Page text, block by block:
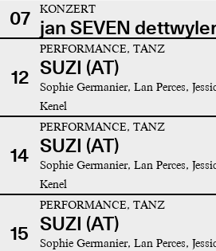
07
KONZERT
jan SEVEN
12
PERFORMANCE, TANZ
SUZI (AT)
Sophie Germanier, Lan Perces,
Kenel
14
PERFORMANCE, TANZ
SUZI (AT)
Sophie Germanier, Lan Perces,
Kenel
15
PERFORMANCE, TANZ
SUZI (AT)
Sophie Germanier, Lan Perces,